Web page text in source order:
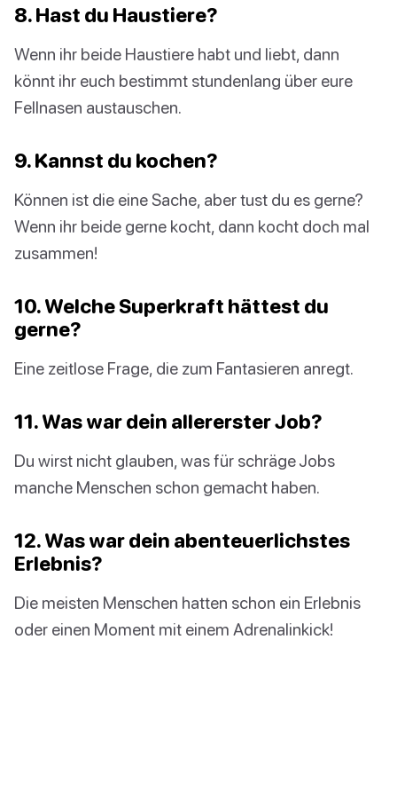
8. Hast du Haustiere?
Wenn ihr beide Haustiere habt und liebt, dann
könnt ihr euch bestimmt stundenlang über eure
Fellnasen austauschen.
9. Kannst du kochen?
Können ist die eine Sache, aber tust du es gerne?
Wenn ihr beide gerne kocht, dann kocht doch mal
zusammen!
10. Welche Superkraft hättest du
gerne?
Eine zeitlose Frage, die zum Fantasieren anregt.
11. Was war dein allererster Job?
Du wirst nicht glauben, was für schräge Jobs
manche Menschen schon gemacht haben.
12. Was war dein abenteuerlichstes
Erlebnis?
Die meisten Menschen hatten schon ein Erlebnis
oder einen Moment mit einem Adrenalinkick!